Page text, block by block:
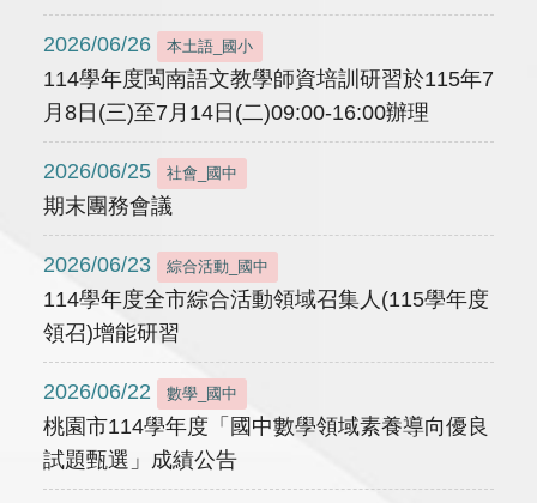
2026/06/26 本土語_國小
114學年度閩南語文教學師資培訓研習於115年7
月8日(三)至7月14日(二)09:00-16:00辦理
2026/06/25 社會_國中
期末團務會議
2026/06/23 綜合活動_國中
114學年度全市綜合活動領域召集人(115學年度
領召)增能研習
2026/06/22 數學_國中
桃園市114學年度「國中數學領域素養導向優良
試題甄選」成績公告